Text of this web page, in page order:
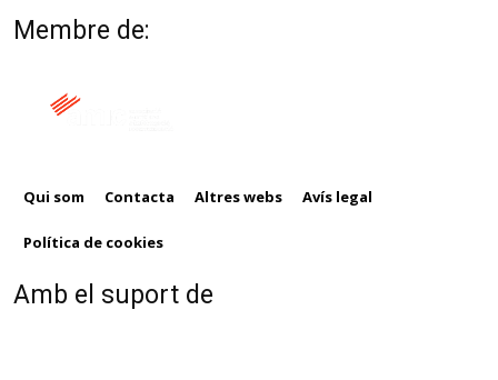
Membre de:
Qui som Contacta Altres webs Avís legal
Política de cookies
Amb el suport de